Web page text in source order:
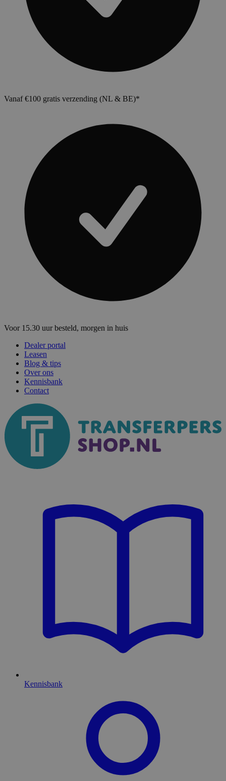
Vanaf €100 gratis verzending (NL & BE)*
Voor 15.30 uur besteld, morgen in huis
Dealer portal
Leasen
Blog & tips
Over ons
Kennisbank
Contact
Kennisbank